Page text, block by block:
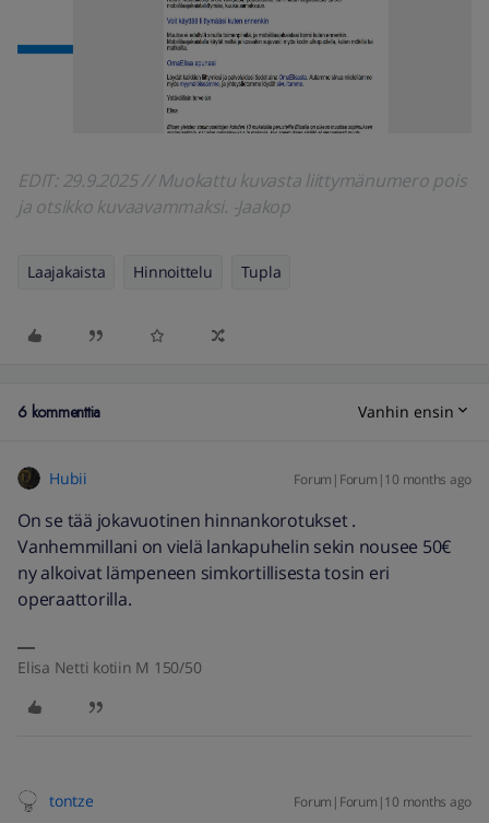
EDIT: 29.9.2025 // Muokattu kuvasta liittymänumero pois
ja otsikko kuvaavammaksi. -Jaakop
Laajakaista Hinnoittelu Tupla
6 kommenttia Vanhin ensin
Hubii Forum|Forum|10 months ago
On se tää jokavuotinen hinnankorotukset .
Vanhemmillani on vielä lankapuhelin sekin nousee 50€
ny alkoivat lämpeneen simkortillisesta tosin eri
operaattorilla.
Elisa Netti kotiin M 150/50
tontze Forum|Forum|10 months ago